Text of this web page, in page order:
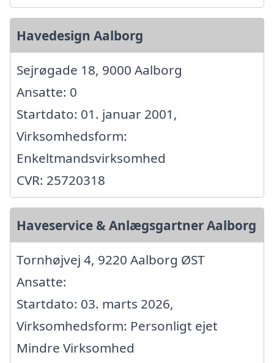
Havedesign Aalborg
Sejrøgade 18, 9000 Aalborg
Ansatte: 0
Startdato: 01. januar 2001,
Virksomhedsform:
Enkeltmandsvirksomhed
CVR: 25720318
Haveservice & Anlægsgartner Aalborg
Tornhøjvej 4, 9220 Aalborg ØST
Ansatte:
Startdato: 03. marts 2026,
Virksomhedsform: Personligt ejet
Mindre Virksomhed